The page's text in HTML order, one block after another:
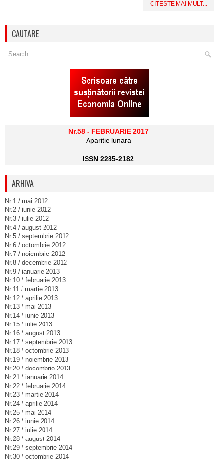
CITESTE MAI MULT...
CAUTARE
Nr.58 - FEBRUARIE 2017
Aparitie lunara
ISSN 2285-2182
ARHIVA
Nr.1 / mai 2012
Nr.2 / iunie 2012
Nr.3 / iulie 2012
Nr.4 / august 2012
Nr.5 / septembrie 2012
Nr.6 / octombrie 2012
Nr.7 / noiembrie 2012
Nr.8 / decembrie 2012
Nr.9 / ianuarie 2013
Nr.10 / februarie 2013
Nr.11 / martie 2013
Nr.12 / aprilie 2013
Nr.13 / mai 2013
Nr.14 / iunie 2013
Nr.15 / iulie 2013
Nr.16 / august 2013
Nr.17 / septembrie 2013
Nr.18 / octombrie 2013
Nr.19 / noiembrie 2013
Nr.20 / decembrie 2013
Nr.21 / ianuarie 2014
Nr.22 / februarie 2014
Nr.23 / martie 2014
Nr.24 / aprilie 2014
Nr.25 / mai 2014
Nr.26 / iunie 2014
Nr.27 / iulie 2014
Nr.28 / august 2014
Nr.29 / septembrie 2014
Nr.30 / octombrie 2014